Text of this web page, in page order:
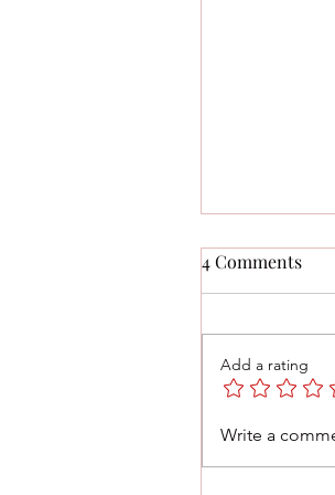
TLSS
4 Comments
Add a rating
Write a